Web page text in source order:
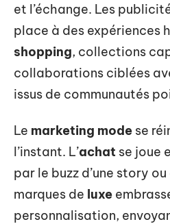
et l’échange. Les
place à des expériences
shopping, collections
collaborations ciblées
issus de communautés
Le marketing mode se
l’instant. L’achat se joue
par le buzz d’une story ou
marques de luxe
personnalisation,